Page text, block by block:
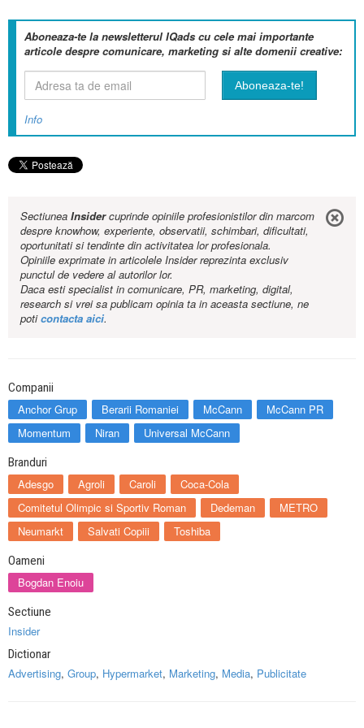
Aboneaza-te la newsletterul IQads cu cele mai importante
articole despre comunicare, marketing si alte domenii creative:
Info
Sectiunea Insidercuprinde opiniile profesionistilor din marcom
despre knowhow, experiente, observatii, schimbari, dificultati,
oportunitati si tendinte din activitatea lor profesionala.
Opiniile exprimate in articolele Insider reprezinta exclusiv
punctul de vedere al autorilor lor.
Daca esti specialist in comunicare, PR, marketing, digital,
research si vrei sa publicam opinia ta in aceasta sectiune, ne
poticontacta aici.
Companii
Anchor Grup Berarii Romaniei McCann
McCann PR
Momentum
Niran Universal McCann
Branduri
Adesgo Agroli Caroli
Coca-Cola
Comitetul Olimpic si Sportiv Roman
Dedeman
METRO
Neumarkt
Salvati Copiii Toshiba
Oameni
Bogdan Enoiu
Sectiune
Insider
Dictionar
Advertising, Group, Hypermarket, Marketing, Media, Publicitate